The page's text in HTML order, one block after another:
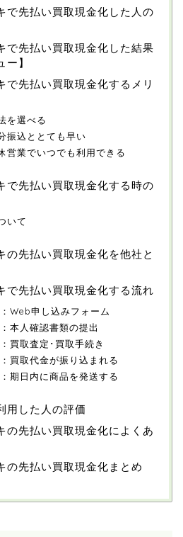
で先払い買取現金化した人の
で先払い買取現金化した結果
ー】
で先払い買取現金化するメリ
を選べる
振込ととても早い
営業でいつでも利用できる
で先払い買取現金化する時の
いて
の先払い買取現金化を他社と
で先払い買取現金化する流れ
Web申し込みフォーム
本人確認書類の提出
買取査定･買取手続き
買取代金が振り込まれる
期日内に商品を発送する
用した人の評価
の先払い買取現金化によくあ
の先払い買取現金化まとめ